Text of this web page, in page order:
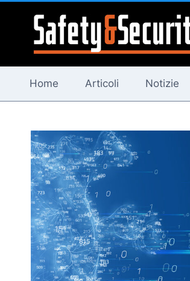
contenuto
Home Articoli Notizie